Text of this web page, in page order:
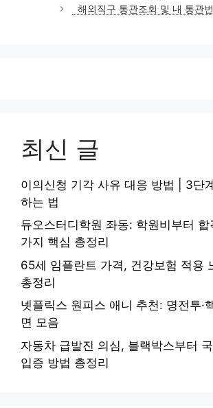
해외직구 통관조회 및 내 통관
최신 글
이의신청 기각 사유 대응 방법 | 3단
하는 법
듀오스터디학원 좌동: 학원비부터
가지 핵심 총정리
65세 임플란트 가격, 건강보험 적용
총정리
넷플릭스 원피스 애니 추천: 명전투·
면 모음
자동차 급발진 의심, 블랙박스부터
입증 방법 총정리